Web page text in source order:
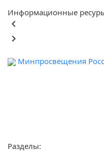
Информационные
keyboard_arrow_left
keyboard_arrow_right
Минпросвещения
Разделы: